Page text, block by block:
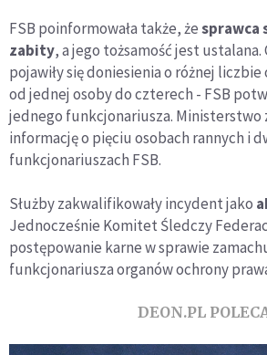
FSB poinformowała także, żesprawca
zabity, a jego tożsamość jest ustalana.
pojawiły się doniesienia o różnej
od jednej osoby do czterech - FSB
jednego funkcjonariusza. Ministerstwo
informację o pięciu osobach rannych i
funkcjonariuszach FSB.
Służby zakwalifikowały incydent jako
Jednocześnie Komitet Śledczy
postępowanie karne w sprawie
funkcjonariusza organów ochrony
DEON.PL